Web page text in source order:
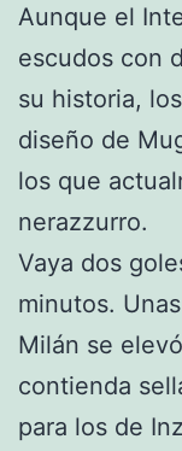
Aunque el
escudos con
su historia,
diseño de
los que
nerazzurro.
Vaya dos
minutos.
Milán se
contienda
para los de